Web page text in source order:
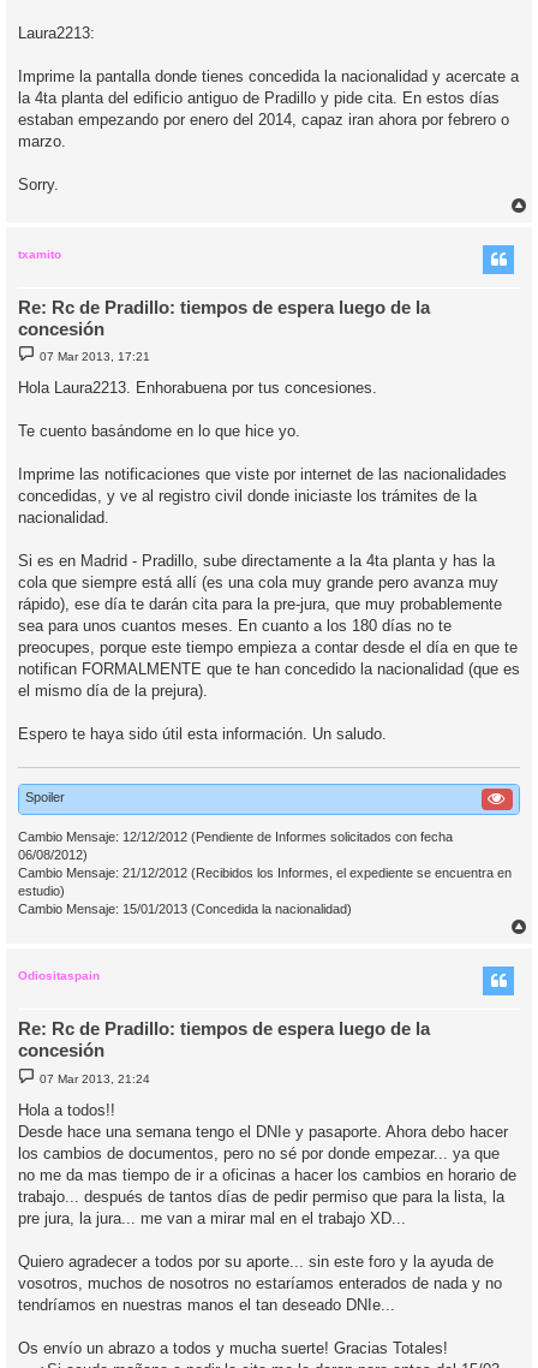
Laura2213:
Imprime la pantalla donde tienes concedida la nacionalidad y acercate a
la 4ta planta del edificio antiguo de Pradillo y pide cita. En estos días
estaban empezando por enero del 2014, capaz iran ahora por febrero o
marzo.
Sorry.
txamito
Re: Rc de Pradillo: tiempos de espera luego de la
concesión
M
n
s
e
07 Mar 2013, 17:21
Hola Laura2213. Enhorabuena por tus concesiones.
Te cuento basándome en lo que hice yo.
Imprime las notificaciones que viste por internet de las nacionalidades
concedidas, y ve al registro civil donde iniciaste los trámites de la
nacionalidad.
Si es en Madrid - Pradillo, sube directamente a la 4ta planta y has la
cola que siempre está allí (es una cola muy grande pero avanza muy
rápido), ese día te darán cita para la pre-jura, que muy probablemente
sea para unos cuantos meses. En cuanto a los 180 días no te
preocupes, porque este tiempo empieza a contar desde el día en que te
notifican FORMALMENTE que te han concedido la nacionalidad (que es
el mismo día de la prejura).
Espero te haya sido útil esta información. Un saludo.
Spoiler
Cambio Mensaje: 12/12/2012 (Pendiente de Informes solicitados con fecha
06/08/2012)
Cambio Mensaje: 21/12/2012 (Recibidos los Informes, el expediente se encuentra en
estudio)
Cambio Mensaje: 15/01/2013 (Concedida la nacionalidad)
Odiositaspain
Re: Rc de Pradillo: tiempos de espera luego de la
concesión
M
e
n
s
a
e
07 Mar 2013, 21:24
Hola a todos!!
Desde hace una semana tengo el DNIe y pasaporte. Ahora debo hacer
los cambios de documentos, pero no sé por donde empezar... ya que
no me da mas tiempo de ir a oficinas a hacer los cambios en horario de
trabajo... después de tantos días de pedir permiso que para la lista, la
pre jura, la jura... me van a mirar mal en el trabajo XD...
Quiero agradecer a todos por su aporte... sin este foro y la ayuda de
vosotros, muchos de nosotros no estaríamos enterados de nada y no
tendríamos en nuestras manos el tan deseado DNIe...
Os envío un abrazo a todos y mucha suerte! Gracias Totales!